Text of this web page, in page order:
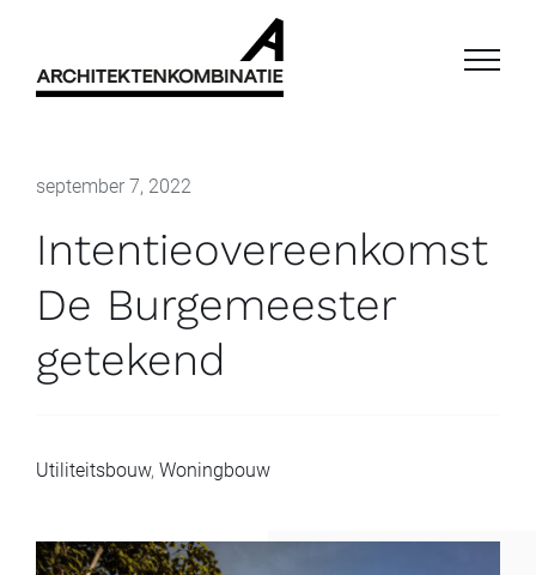
inhoud
september 7, 2022
Intentieovereenkomst
De Burgemeester
getekend
Utiliteitsbouw, Woningbouw